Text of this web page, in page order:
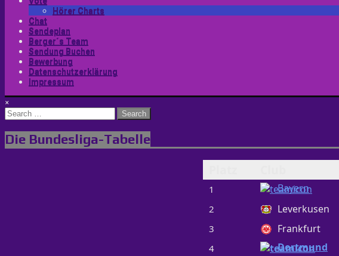
Hörer Charts
Chat
Sendeplan
Berger´s Team
Sendung Buchen
Bewerbung
Datenschutzerklärung
Impressum
×
Search
for:
Die Bundesliga-Tabelle
1 Bayern
2 Leverkusen
3 Frankfurt
4 Dortmund